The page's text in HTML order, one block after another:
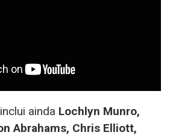
ainda Lochlyn Munro,
Abrahams, Chris Elliott,